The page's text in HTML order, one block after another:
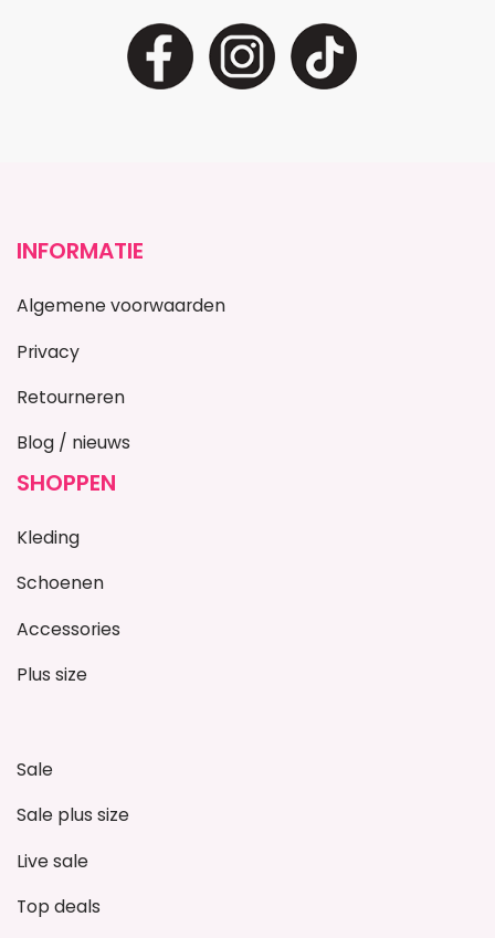
INFORMATIE
Algemene voorwaarden
Privacy
Retourneren
Blog / nieuws
SHOPPEN
Kleding
Schoenen
Accessories
Plus size
Sale
Sale plus size
Live sale
Top deals